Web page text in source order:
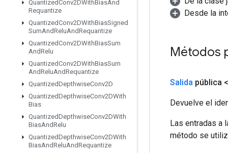
QuantizedConv2DWithBiasAnd
Requantize
QuantizedConv2DWithBiasSigned
SumAndReluAndRequantize
QuantizedConv2DWithBiasSum
AndRelu
QuantizedConv2DWithBiasSum
AndReluAndRequantize
QuantizedDepthwiseConv2D
QuantizedDepthwiseConv2DWith
Bias
QuantizedDepthwiseConv2DWith
BiasAndRelu
QuantizedDepthwiseConv2DWith
BiasAndReluAndRequantize
Desde la
Métodos
Salida pública
Devuelve el
Las entradas a
método se